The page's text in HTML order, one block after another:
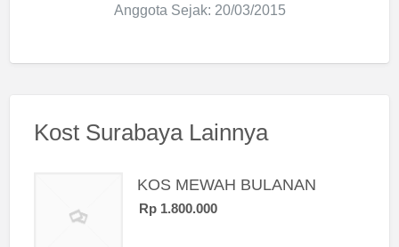
Anggota Sejak: 20/03/2015
Kost Surabaya Lainnya
KOS MEWAH BULANAN
Rp 1.800.000